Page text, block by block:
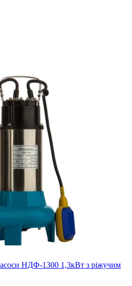
НДФ-1300 1,3кВт з ріжучим